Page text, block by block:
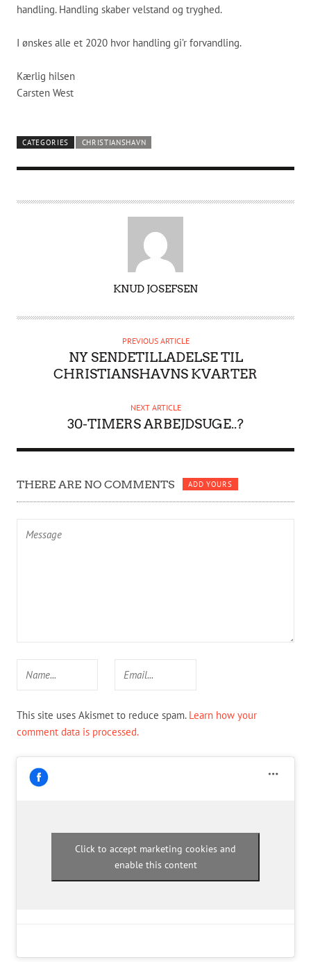
handling. Handling skaber velstand og tryghed.
I ønskes alle et 2020 hvor handling gi’r forvandling.
Kærlig hilsen
Carsten West
CATEGORIES CHRISTIANSHAVN
T
KNUD JOSEFSEN
PREVIOUS ARTICLE
NY SENDETILLADELSE TIL
CHRISTIANSHAVNS KVARTER
NEXT ARTICLE
30-TIMERS ARBEJDSUGE..?
THERE ARE NO COMMENTS ADD YOURS
This site uses Akismet to reduce spam. Learn how your
comment data is processed.
Click to accept marketing cookies and
enable this content